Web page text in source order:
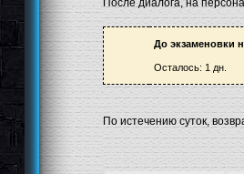
После диалога, на
До экзаменовки
Осталось: 1 дн.
По истечению суток,